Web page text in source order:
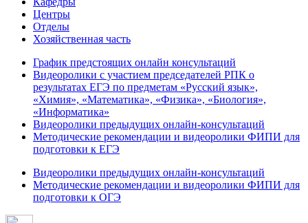
Центры
Отделы
Хозяйственная часть
График предстоящих онлайн консультаций
Видеоролики с участием председателей РПК о
результатах ЕГЭ по предметам «Русский язык»,
«Химия», «Математика», «Физика», «Биология»,
«Информатика»
Видеоролики предыдущих онлайн-консультаций
Методические рекомендации и видеоролики ФИПИ для
подготовки к ЕГЭ
Видеоролики предыдущих онлайн-консультаций
Методические рекомендации и видеоролики ФИПИ для
подготовки к ОГЭ